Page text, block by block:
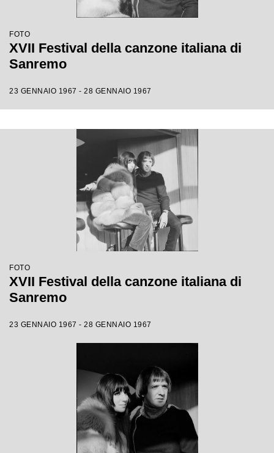
FOTO
XVII Festival della canzone italiana di
Sanremo
23 GENNAIO 1967 - 28 GENNAIO 1967
FOTO
XVII Festival della canzone italiana di
Sanremo
23 GENNAIO 1967 - 28 GENNAIO 1967